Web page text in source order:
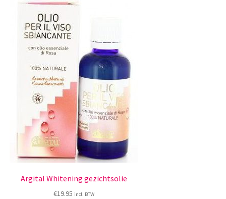
Argital Whitening gezichtsolie
€19.95 incl. BTW